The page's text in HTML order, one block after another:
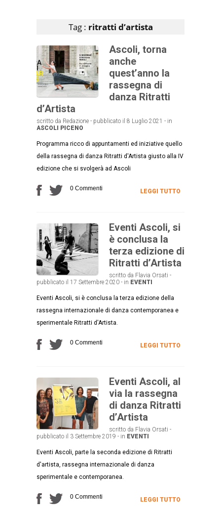
Tag : ritratti d’artista
Ascoli, torna
anche
quest’anno la
rassegna di
danza Ritratti
d’Artista
scritto da Redazione - pubblicato il 8 Luglio 2021 - in
ASCOLI PICENO
Programma ricco di appuntamenti ed iniziative quello
della rassegna di danza Ritratti d'Artista giusto alla IV
edizione che si svolgerà ad Ascoli
0 Commenti LEGGI TUTTO
Eventi Ascoli, si
è conclusa la
terza edizione di
Ritratti d’Artista
scritto da Flavia Orsati -
pubblicato il 17 Settembre 2020 - in EVENTI
Eventi Ascoli, si è conclusa la terza edizione della
rassegna internazionale di danza contemporanea e
sperimentale Ritratti d'Artista.
0 Commenti LEGGI TUTTO
Eventi Ascoli, al
via la rassegna
di danza Ritratti
d’Artista
scritto da Flavia Orsati -
pubblicato il 3 Settembre 2019 - in EVENTI
Eventi Ascoli, parte la seconda edizione di Ritratti
d'artista, rassegna internazionale di danza
sperimentale e contemporanea.
0 Commenti LEGGI TUTTO